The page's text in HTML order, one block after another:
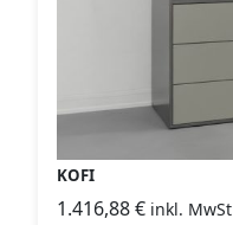
KOFI
1.416,88€ inkl. MwSt